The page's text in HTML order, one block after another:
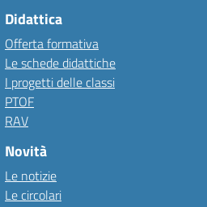
Didattica
Offerta formativa
Le schede didattiche
I progetti delle classi
PTOF
RAV
Novità
Le notizie
Le circolari